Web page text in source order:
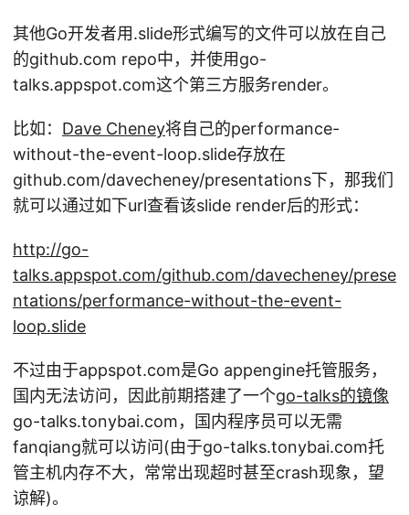
其他Go开发者用.slide形式编写的文件可以放在自己
的github.com repo中，并使用go-
talks.appspot.com这个第三方服务render。
比如： Dave Cheney将自己的performance-
without-the-event-loop.slide存放在
github.com/davecheney/presentations下，那我们
就可以通过如下url查看该slide render后的形式：
http://go-
talks.appspot.com/github.com/davecheney/prese
ntations/performance-without-the-event-
loop.slide
不过由于appspot.com是Go appengine托管服务，
国内无法访问，因此前期搭建了一个go-talks的镜像
go-talks.tonybai.com，国内程序员可以无需
fanqiang就可以访问(由于go-talks.tonybai.com托
管主机内存不大，常常出现超时甚至crash现象，望
谅解)。